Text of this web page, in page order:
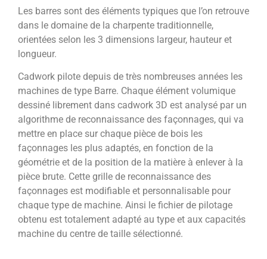
Les barres sont des éléments typiques que l’on retrouve
dans le domaine de la charpente traditionnelle,
orientées selon les 3 dimensions largeur, hauteur et
longueur.
Cadwork pilote depuis de très nombreuses années les
machines de type Barre. Chaque élément volumique
dessiné librement dans cadwork 3D est analysé par un
algorithme de reconnaissance des façonnages, qui va
mettre en place sur chaque pièce de bois les
façonnages les plus adaptés, en fonction de la
géométrie et de la position de la matière à enlever à la
pièce brute. Cette grille de reconnaissance des
façonnages est modifiable et personnalisable pour
chaque type de machine. Ainsi le fichier de pilotage
obtenu est totalement adapté au type et aux capacités
machine du centre de taille sélectionné.